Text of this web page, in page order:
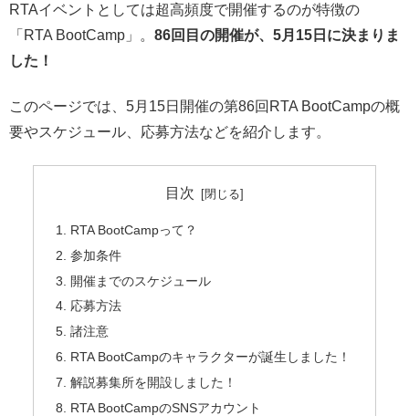
RTAイベントとしては超高頻度で開催するのが特徴の
「RTA BootCamp」。 86回目の開催が、5月15日に決まりま
した！
このページでは、5月15日開催の第86回RTA BootCampの概
要やスケジュール、応募方法などを紹介します。
目次
RTA BootCampって？
参加条件
開催までのスケジュール
応募方法
諸注意
RTA BootCampのキャラクターが誕生しました！
解説募集所を開設しました！
RTA BootCampのSNSアカウント